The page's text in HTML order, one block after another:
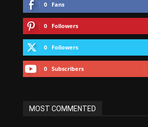
0 Fans
0 Followers
0 Followers
0 Subscribers
MOST COMMENTED